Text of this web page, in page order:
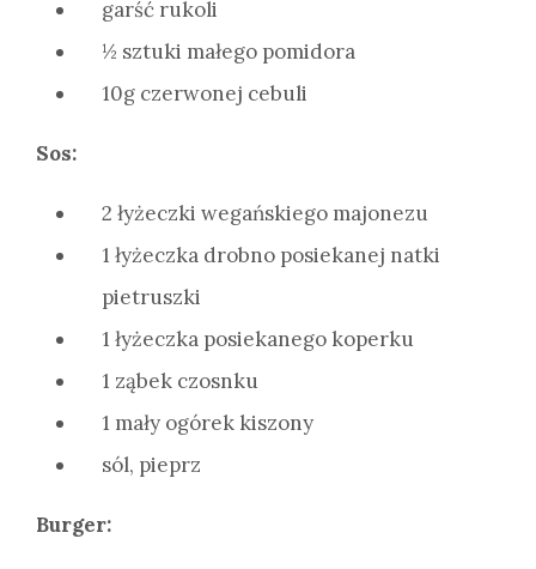
garść rukoli
½ sztuki małego pomidora
10g czerwonej cebuli
Sos:
2 łyżeczki wegańskiego majonezu
1 łyżeczka drobno posiekanej natki
pietruszki
1 łyżeczka posiekanego koperku
1 ząbek czosnku
1 mały ogórek kiszony
sól, pieprz
Burger: